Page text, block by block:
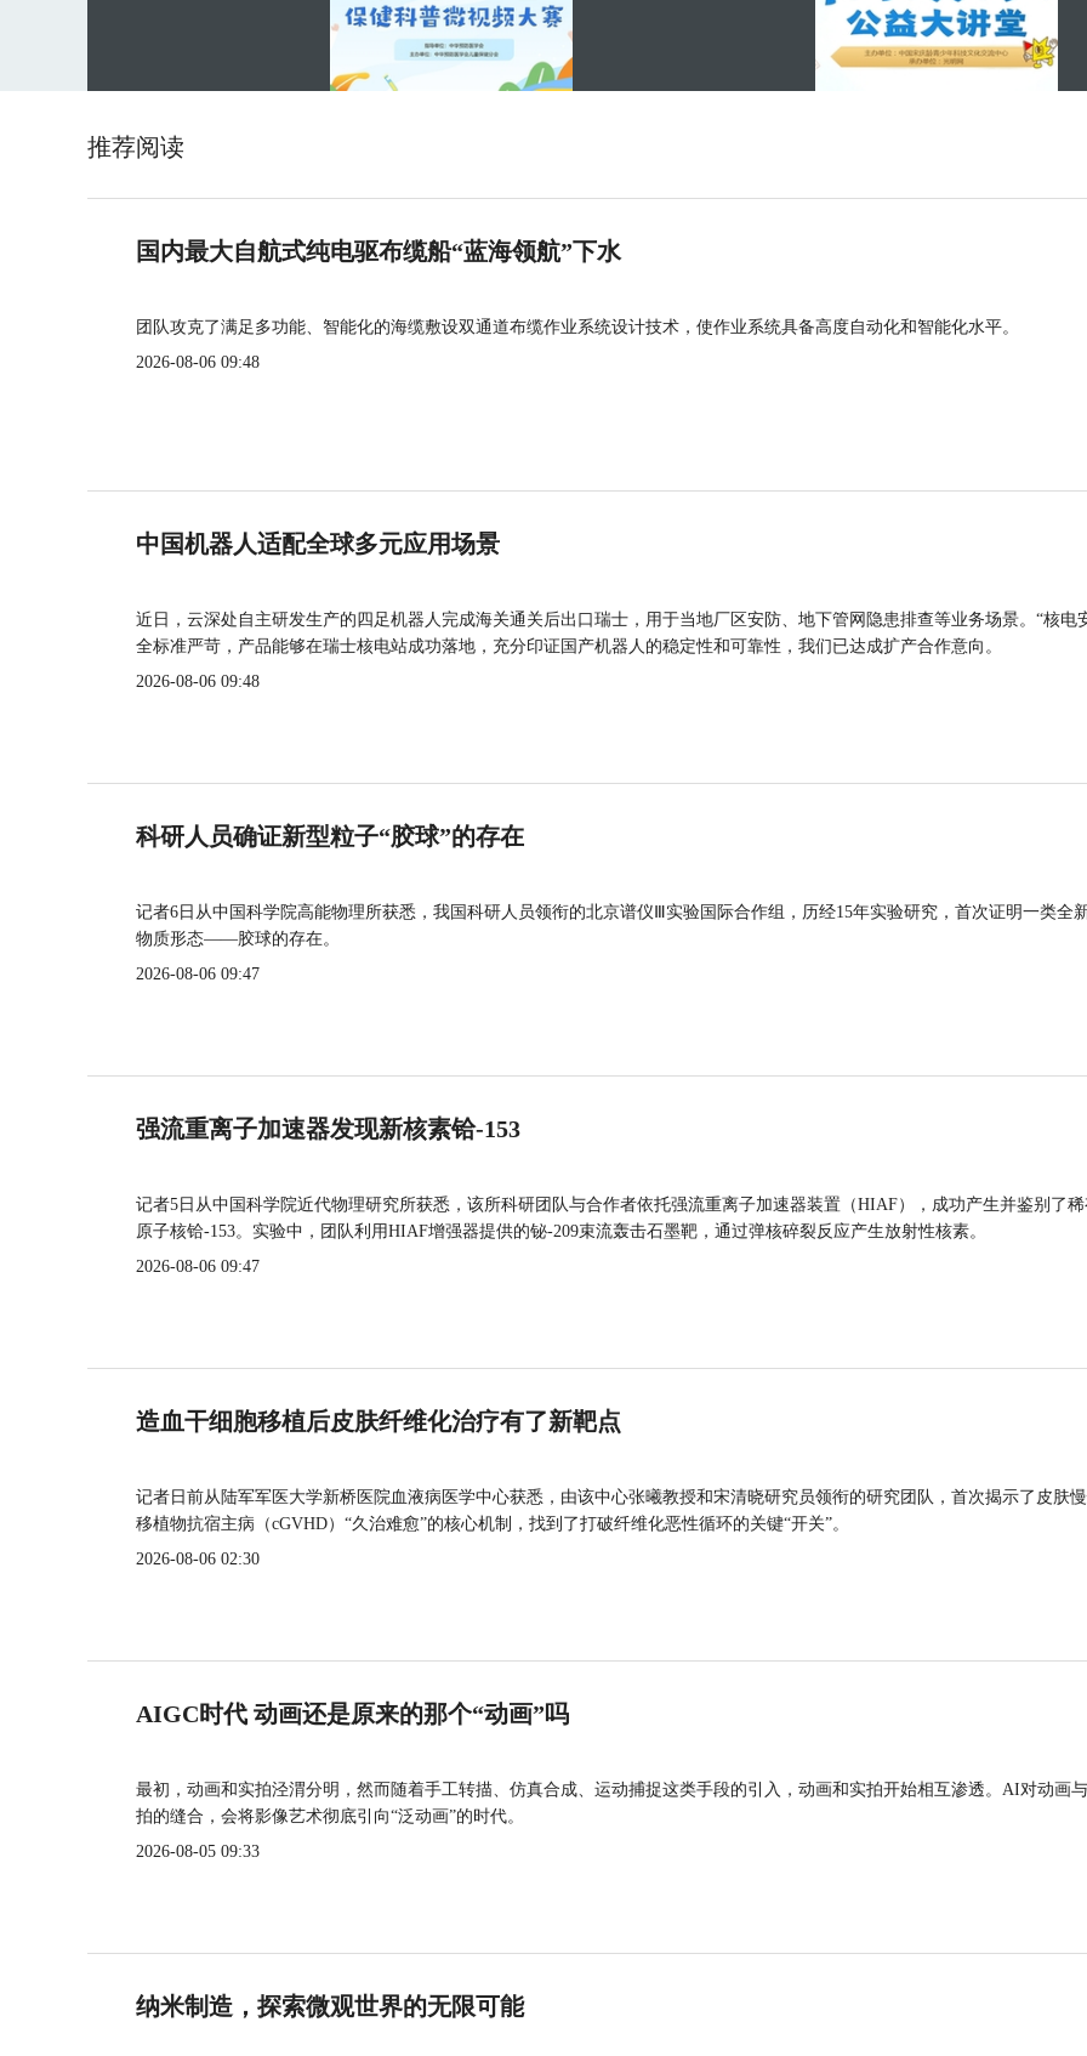
推荐阅读
国内最大自航式纯电驱布缆船“蓝海领航”下水
团队攻克了满足多功能、智能化的海缆敷设双通道布缆作业系统设计技术，使作业系统具备高度自动化和智能化水平。
2026-08-06 09:48
中国机器人适配全球多元应用场景
近日，云深处自主研发生产的四足机器人完成海关通关后出口瑞士，用于当地厂区安防、地下管网隐患排查等业务场景。“核电
全标准严苛，产品能够在瑞士核电站成功落地，充分印证国产机器人的稳定性和可靠性，我们已达成扩产合作意向。
2026-08-06 09:48
科研人员确证新型粒子“胶球”的存在
记者6日从中国科学院高能物理所获悉，我国科研人员领衔的北京谱仪Ⅲ实验国际合作组，历经15年实验研究，首次证明一类全
物质形态——胶球的存在。
2026-08-06 09:47
强流重离子加速器发现新核素铪-153
记者5日从中国科学院近代物理研究所获悉，该所科研团队与合作者依托强流重离子加速器装置（HIAF），成功产生并鉴别了
原子核铪-153。实验中，团队利用HIAF增强器提供的铋-209束流轰击石墨靶，通过弹核碎裂反应产生放射性核素。
2026-08-06 09:47
造血干细胞移植后皮肤纤维化治疗有了新靶点
记者日前从陆军军医大学新桥医院血液病医学中心获悉，由该中心张曦教授和宋清晓研究员领衔的研究团队，首次揭示了皮肤
移植物抗宿主病（cGVHD）“久治难愈”的核心机制，找到了打破纤维化恶性循环的关键“开关”。
2026-08-06 02:30
AIGC时代 动画还是原来的那个“动画”吗
最初，动画和实拍泾渭分明，然而随着手工转描、仿真合成、运动捕捉这类手段的引入，动画和实拍开始相互渗透。AI对动画
拍的缝合，会将影像艺术彻底引向“泛动画”的时代。
2026-08-05 09:33
纳米制造，探索微观世界的无限可能